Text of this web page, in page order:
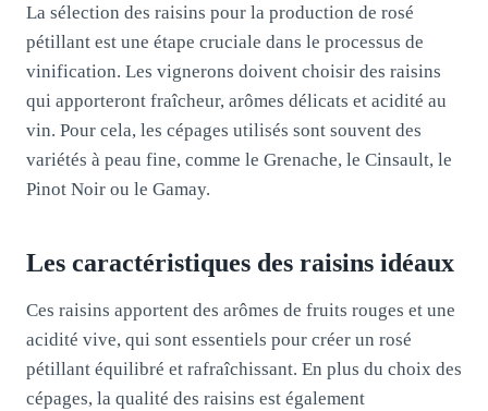
La sélection des raisins pour la production de rosé
pétillant est une étape cruciale dans le processus de
vinification. Les vignerons doivent choisir des raisins
qui apporteront fraîcheur, arômes délicats et acidité au
vin. Pour cela, les cépages utilisés sont souvent des
variétés à peau fine, comme le Grenache, le Cinsault, le
Pinot Noir ou le Gamay.
Les caractéristiques des raisins idéaux
Ces raisins apportent des arômes de fruits rouges et une
acidité vive, qui sont essentiels pour créer un rosé
pétillant équilibré et rafraîchissant. En plus du choix des
cépages, la qualité des raisins est également